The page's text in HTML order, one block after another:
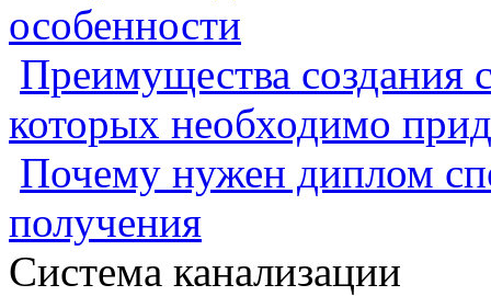
особенности
Преимущества создания
которых необходимо
Почему нужен диплом
получения
Система канализации